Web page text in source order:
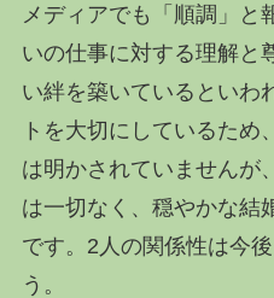
メディアでも「順調」と
いの仕事に対する理解と
い絆を築いているといわ
トを大切にしているため
は明かされていませんが
は一切なく、穏やかな結
です。2人の関係性は今
う。